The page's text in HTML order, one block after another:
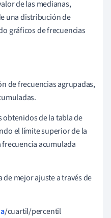
de las medianas,
una distribución de
gráficos de frecuencias
de frecuencias agrupadas,
obtenidos de la tabla de
el límite superior de la
frecuencia acumulada
mejor ajuste a través de
/cuartil/percentil